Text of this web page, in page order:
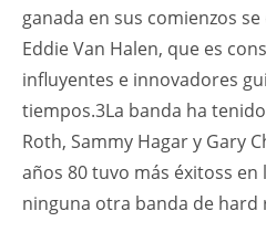
ganada en sus comienzos
Eddie Van Halen, que es
influyentes e innovadores
tiempos.3La banda ha
Roth, Sammy Hagar y Gary
años 80 tuvo más éxitoss
ninguna otra banda de hard